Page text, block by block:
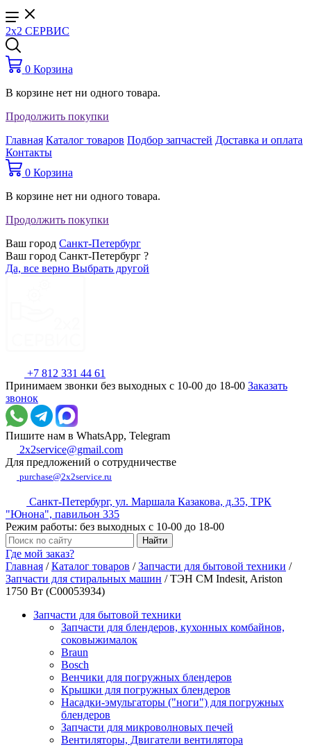
2x2 СЕРВИС
0 Корзина
В корзине нет ни одного товара.
Продолжить покупки
Главная Каталог товаров Подбор запчастей Доставка и оплата
Контакты
0 Корзина
В корзине нет ни одного товара.
Продолжить покупки
Ваш город Санкт-Петербург
Ваш город Санкт-Петербург ?
Да, все верно Выбрать другой
+7 812 331 44 61
Принимаем звонки без выходных с 10-00 до 18-00 Заказать
звонок
Пишите нам в WhatsApp, Telegram
2x2service@gmail.com
Для предложений о сотрудничестве
purchase@2x2service.ru
Санкт-Петербург, ул. Маршала Казакова, д.35, ТРК
"Юнона", павильон 335
Режим работы: без выходных с 10-00 до 18-00
Где мой заказ?
Главная /Каталог товаров /Запчасти для бытовой техники /
Запчасти для стиральных машин /ТЭН СМ Indesit, Ariston
1750 Вт (C00053934)
Запчасти для бытовой техники
Запчасти для блендеров, кухонных комбайнов,
соковыжималок
Braun
Bosch
Венчики для погружных блендеров
Крышки для погружных блендеров
Насадки-эмульгаторы ("ноги") для погружных
блендеров
Запчасти для микроволновых печей
Вентиляторы, Двигатели вентилятора